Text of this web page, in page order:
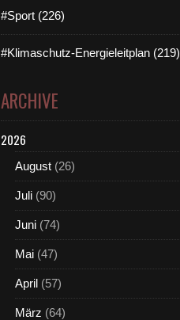
#Sport (226)
#Klimaschutz-Energieleitplan (219)
ARCHIVE
2026
August (26)
Juli (90)
Juni (74)
Mai (47)
April (57)
März (64)